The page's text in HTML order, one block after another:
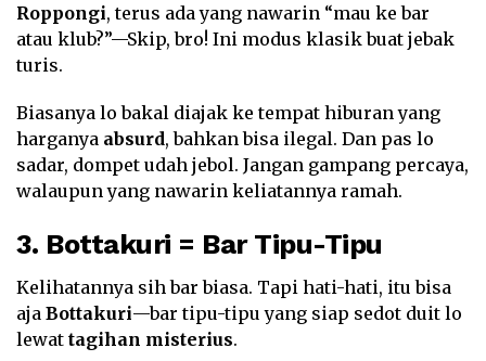
Roppongi, terus ada yang nawarin “mau ke bar
atau klub?”—Skip, bro! Ini modus klasik buat jebak
turis.
Biasanya lo bakal diajak ke tempat hiburan yang
harganya absurd, bahkan bisa ilegal. Dan pas lo
sadar, dompet udah jebol. Jangan gampang percaya,
walaupun yang nawarin keliatannya ramah.
3. Bottakuri = Bar Tipu-Tipu
Kelihatannya sih bar biasa. Tapi hati-hati, itu bisa
aja Bottakuri—bar tipu-tipu yang siap sedot duit lo
lewat tagihan misterius.